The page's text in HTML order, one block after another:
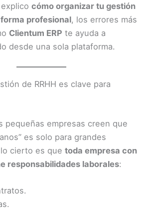
cómo organizar tu gestión
profesional, los errores más
Clientum ERP te ayuda a
desde una sola plataforma.
de RRHH es clave para
pequeñas empresas creen que
es solo para grandes
cierto es que toda empresa con
responsabilidades laborales: